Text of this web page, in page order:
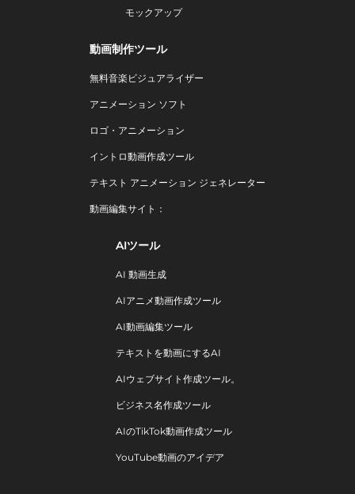
モックアップ
動画制作ツール
無料音楽ビジュアライザー
アニメーション ソフト
ロゴ・アニメーション
イントロ動画作成ツール
テキスト アニメーション ジェネレーター
動画編集サイト：
AIツール
AI 動画生成
AIアニメ動画作成ツール
AI動画編集ツール
テキストを動画にするAI
AIウェブサイト作成ツール。
ビジネス名作成ツール
AIのTikTok動画作成ツール
YouTube動画のアイデア